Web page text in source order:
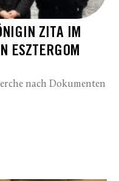
ZITA IM
ESZTERGOM
nach Dokumenten